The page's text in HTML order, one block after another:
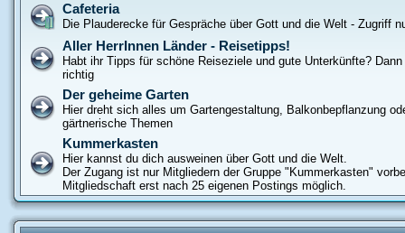
Cafeteria
Die Plauderecke für Gespräche über Gott und die Welt - Zugriff
Aller HerrInnen Länder - Reisetipps!
Habt ihr Tipps für schöne Reiseziele und gute Unterkünfte?
richtig
Der geheime Garten
Hier dreht sich alles um Gartengestaltung, Balkonbepflanzung
gärtnerische Themen
Kummerkasten
Hier kannst du dich ausweinen über Gott und die Welt.
Der Zugang ist nur Mitgliedern der Gruppe "Kummerkasten"
Mitgliedschaft erst nach 25 eigenen Postings möglich.